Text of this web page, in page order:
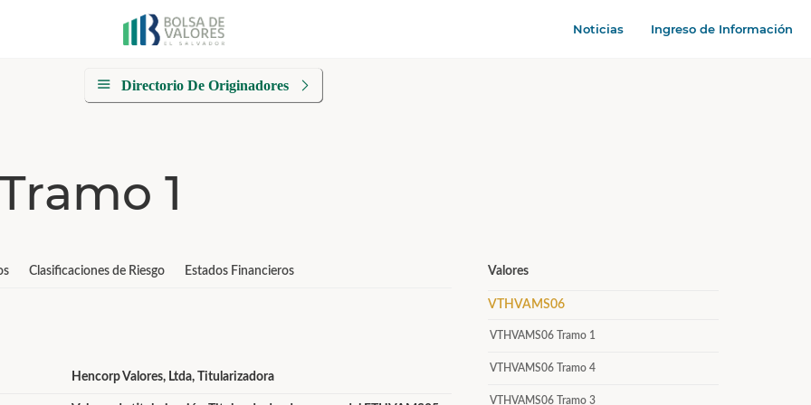
Noticias Ingreso de Información
Directorio De Originadores
1
Clasificaciones de Riesgo Estados Financieros
Hencorp Valores, Ltda, Titularizadora
Valores
VTHVAMS06
VTHVAMS06 Tramo 1
VTHVAMS06 Tramo 4
VTHVAMS06 Tramo 3